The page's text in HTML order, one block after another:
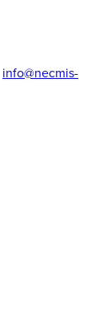
info@necmis-